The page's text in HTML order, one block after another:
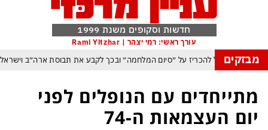
חדשות וסקופים משנת 1999
עורך ראשי: רמי יצהר | Rami Yitzhar
מבזקים
וטראמפ שוקל להכריז על ״סיום המלחמה״ ובכך לקבע את תבוסת ארה״ב
ארדואן, בן סלמן ופקיסטן נחתמה בקריאה לעולם המוסלמי כולו להתאחד נגד
משבר האקלים הפך איום ממשי מיידי על מיליארדי בני
מתייחדים עם הנופלים לפני
יום העצמאות ה-74